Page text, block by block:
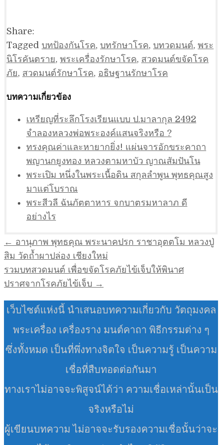
Share:
Tagged บทป้องกันโรค, บทรักษาโรค, บทวดมนต์, พระ
นิโรคันตราย, พระเครื่องรักษาโรค, สวดมนต์ขจัดโรค
ภัย, สวดมนต์รักษาโรค, อธิษฐานรักษาโรค
บทความเกี่ยวข้อง
เหรียญที่ระลึกโรงเรียนแบบ ป.มาลากุล 2492
จำลองหลวงพ่อพระองค์แสนจริงหรือ ?
ทรงคุณค่าและหายากยิ่ง! แผ่นจารอักขระคาถา
พญานกยูงทอง หลวงตามหาบัว ญาณสัมปันโน
พระเปิม หนึ่งในพระเนื้อดิน สกุลลำพูน พุทธคุณสูง
มาแต่โบราณ
พระสีวลี ฉันภัตตาหาร จกบาตรมหาลาภ ดี
อย่างไร
แนะแนว
เรื่อง
← อานุภาพ พุทธคุณ พระนาคปรก ราชาอุตตโม หลวงปู่
สิม วัดถ้ำผาปล่อง เชียงใหม่
รวมบทสวดมนต์ เพื่อขจัดโรคภัยไข้เจ็บให้พินาศ
ปราศจากโรคภัยไข้เจ็บ →
เว็บไซต์แห่งนี้ นำเสนอบทความเกี่ยวกับ วัตถุมงคล
พระเครื่อง เครื่องราง มนต์คาถา พิธีกรรมต่าง ๆ
ซึ่งทั้งหมด เป็นที่พึ่งทางจิตใจ เป็นความรู้ เป็นความ
เชื่อที่สืบทอดต่อกันมา
ทางเราไม่อาจจะพิสูจน์ได้ว่า ความเชื่อเหล่านั้นเป็น
จริงหรือไม่
ผู้เขียนบทความ ไม่อาจจะรับรองความเชื่อนั้นว่าจะ